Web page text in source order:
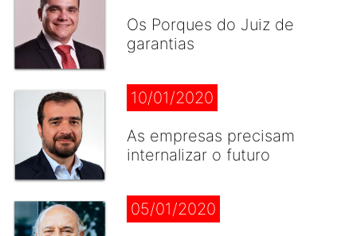
Os Porques do Juiz de
garantias
10/01/2020
As empresas precisam
internalizar o futuro
05/01/2020